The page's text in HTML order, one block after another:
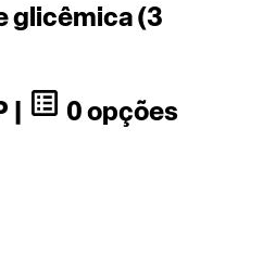
glicêmica (3
|
0 opções